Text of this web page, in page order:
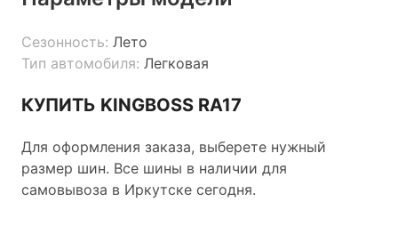
Сезонность: Лето
Тип автомобиля: Легковая
КУПИТЬ KINGBOSS RA17
Для оформления заказа, выберете нужный
размер шин. Все шины в наличии для
самовывоза в Иркутске сегодня.